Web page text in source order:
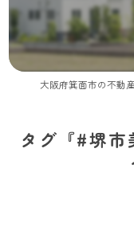
タグ『#堺